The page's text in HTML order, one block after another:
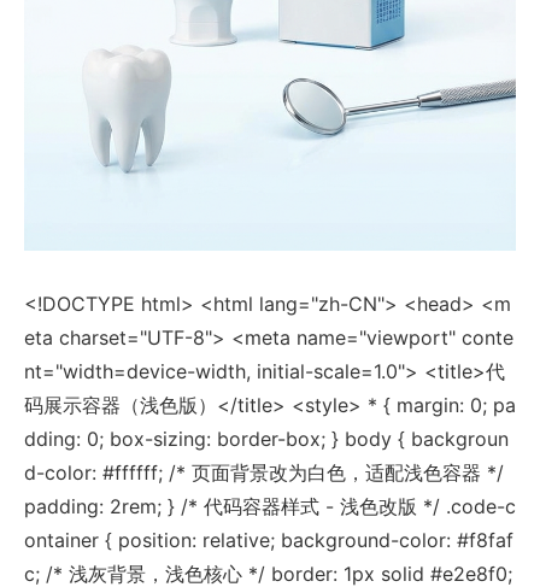
<!DOCTYPE html> <html lang="zh-CN"> <head> <m
eta charset="UTF-8"> <meta name="viewport" conte
nt="width=device-width, initial-scale=1.0"> <title>代
码展示容器（浅色版）</title> <style> * { margin: 0; pa
dding: 0; box-sizing: border-box; } body { backgroun
d-color: #ffffff; /* 页面背景改为白色，适配浅色容器 */
padding: 2rem; } /* 代码容器样式 - 浅色改版 */ .code-c
ontainer { position: relative; background-color: #f8faf
c; /* 浅灰背景，浅色核心 */ border: 1px solid #e2e8f0;